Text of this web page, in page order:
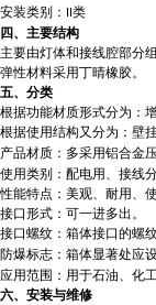
安装类别：
类
四、主要结构
主要由灯体和接线腔部分
弹性材料采用丁晴橡胶。
五、 分类
根据功能材质形式分为：
根据使用结构又分为：壁
产品材质：多采用铝合金
使用类别：配电用、接线分
性能特点：美观、耐用、使
接口形式：可一进多出。
接口螺纹：箱体接口的螺
防爆标志：箱体显著处应
应用范围：用于石油、化
六、 安装与维修